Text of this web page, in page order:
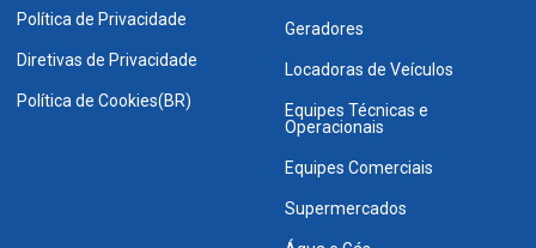
Política de Privacidade
Diretivas de Privacidade
Política de Cookies(BR)
Geradores
Locadoras de Veículos
Equipes Técnicas e
Operacionais
Equipes Comerciais
Supermercados